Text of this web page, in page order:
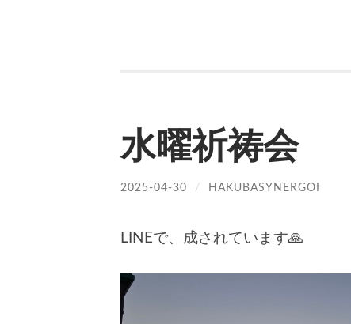
水曜祈祷会
2025-04-30 / HAKUBASYNERGOI
LINEで、成されています🙏